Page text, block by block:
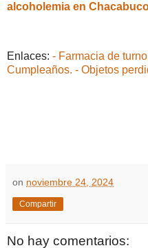
alcoholemia en
Enlaces: - Farmacia de
Cumpleaños. - Objetos
on noviembre 24, 2024
Compartir
No hay comentarios: